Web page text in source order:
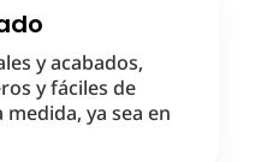
y acabados,
y fáciles de
ya sea en